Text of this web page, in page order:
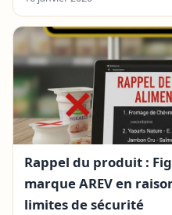
Rappel du produit :
marque AREV en
limites de sécurité